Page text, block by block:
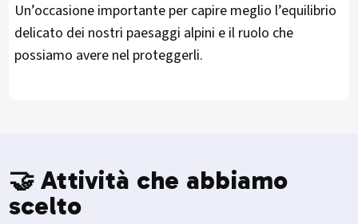
Un’occasione importante per capire meglio l’equilibrio
delicato dei nostri paesaggi alpini e il ruolo che
possiamo avere nel proteggerli.
🤝 Attività che abbiamo
scelto